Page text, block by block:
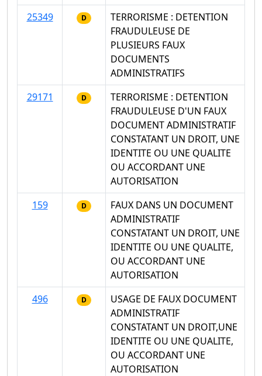
25349
D
TERRORISME : DETENTION
FRAUDULEUSE DE
PLUSIEURS FAUX
DOCUMENTS
ADMINISTRATIFS
29171
D
TERRORISME : DETENTION
FRAUDULEUSE D'UN FAUX
DOCUMENT ADMINISTRATIF
CONSTATANT UN DROIT, UNE
IDENTITE OU UNE QUALITE
OU ACCORDANT UNE
AUTORISATION
159
D
FAUX DANS UN DOCUMENT
ADMINISTRATIF
CONSTATANT UN DROIT, UNE
IDENTITE OU UNE QUALITE,
OU ACCORDANT UNE
AUTORISATION
496
D
USAGE DE FAUX DOCUMENT
ADMINISTRATIF
CONSTATANT UN DROIT,UNE
IDENTITE OU UNE QUALITE,
OU ACCORDANT UNE
AUTORISATION